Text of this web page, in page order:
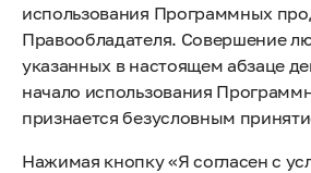
использования Программных
Правообладателя. Совершение
указанных в настоящем абзаце
начало использования
признается безусловным
Нажимая кнопку «Я согласен с